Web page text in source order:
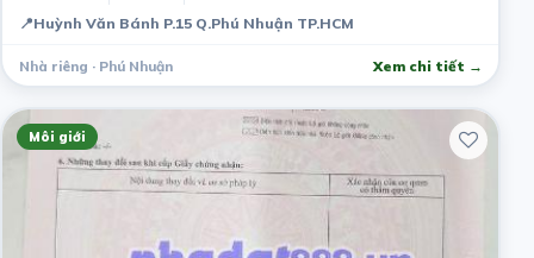
📍Huỳnh Văn Bánh P.15 Q.Phú Nhuận TP.HCM
Nhà riêng · Phú Nhuận Xem chi tiết →
Môi giới